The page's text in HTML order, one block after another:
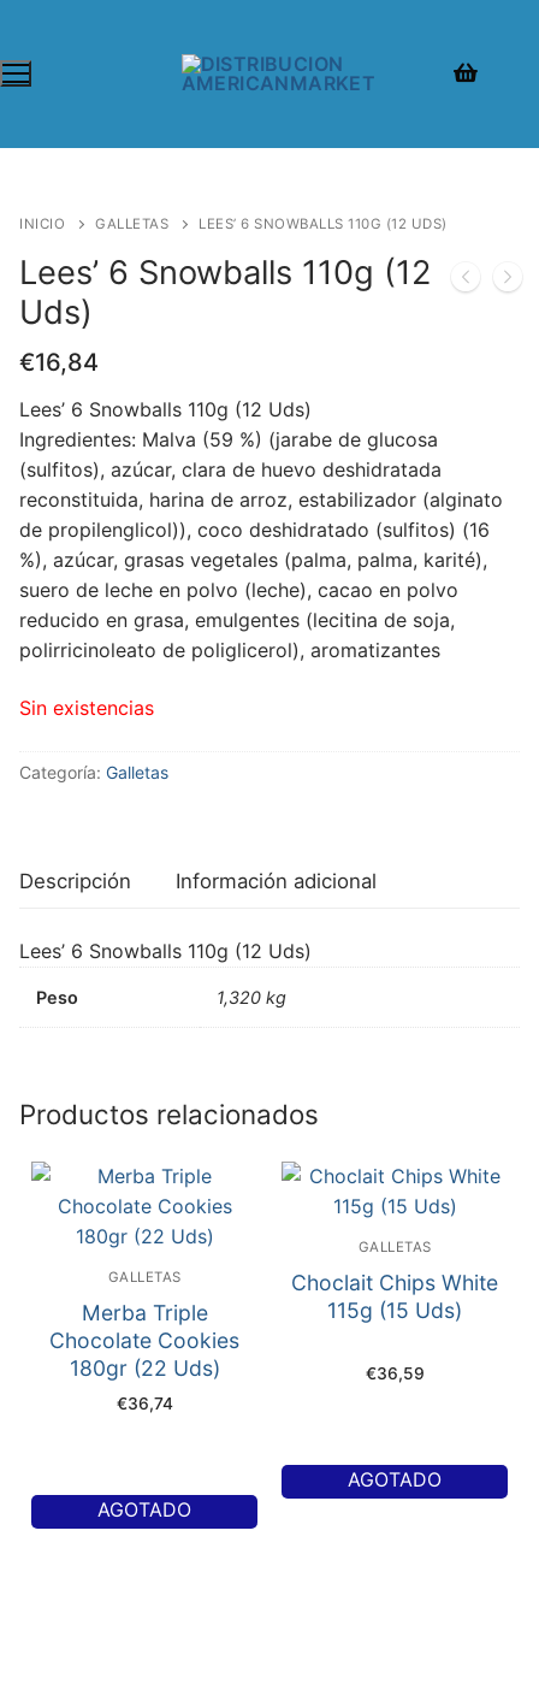
INICIO GALLETAS LEES’ 6 SNOWBALLS 110G (12 UDS)
Lees’ 6 Snowballs 110g (12
Uds)
€16,84
Lees’ 6 Snowballs 110g (12 Uds)
Ingredientes: Malva (59 %) (jarabe de glucosa
(sulfitos), azúcar, clara de huevo deshidratada
reconstituida, harina de arroz, estabilizador (alginato
de propilenglicol)), coco deshidratado (sulfitos) (16
%), azúcar, grasas vegetales (palma, palma, karité),
suero de leche en polvo (leche), cacao en polvo
reducido en grasa, emulgentes (lecitina de soja,
polirricinoleato de poliglicerol), aromatizantes
Sin existencias
Categoría: Galletas
Descripción Información adicional
Lees’ 6 Snowballs 110g (12 Uds)
Peso 1,320 kg
Productos relacionados
GALLETAS
Merba Triple
Chocolate Cookies
180gr (22 Uds)
€36,74
AGOTADO
GALLETAS
Choclait Chips White
115g (15 Uds)
€36,59
AGOTADO